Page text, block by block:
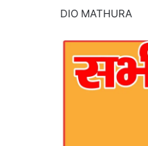
DIO MATHURA